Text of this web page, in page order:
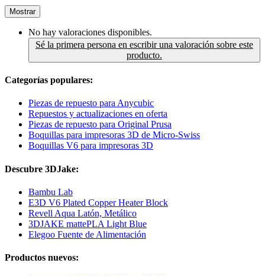
Mostrar
No hay valoraciones disponibles.
Sé la primera persona en escribir una valoración sobre este
producto.
Categorías populares:
Piezas de repuesto para Anycubic
Repuestos y actualizaciones en oferta
Piezas de repuesto para Original Prusa
Boquillas para impresoras 3D de Micro-Swiss
Boquillas V6 para impresoras 3D
Descubre 3DJake:
Bambu Lab
E3D V6 Plated Copper Heater Block
Revell Aqua Latón, Metálico
3DJAKE mattePLA Light Blue
Elegoo Fuente de Alimentación
Productos nuevos: